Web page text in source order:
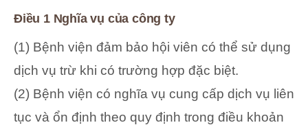
Điều 1 Nghĩa vụ của công ty
(1) Bệnh viện đảm bảo hội viên có thể sử dụng
dịch vụ trừ khi có trường hợp đặc biệt.
(2) Bệnh viện có nghĩa vụ cung cấp dịch vụ liên
tục và ổn định theo quy định trong điều khoản